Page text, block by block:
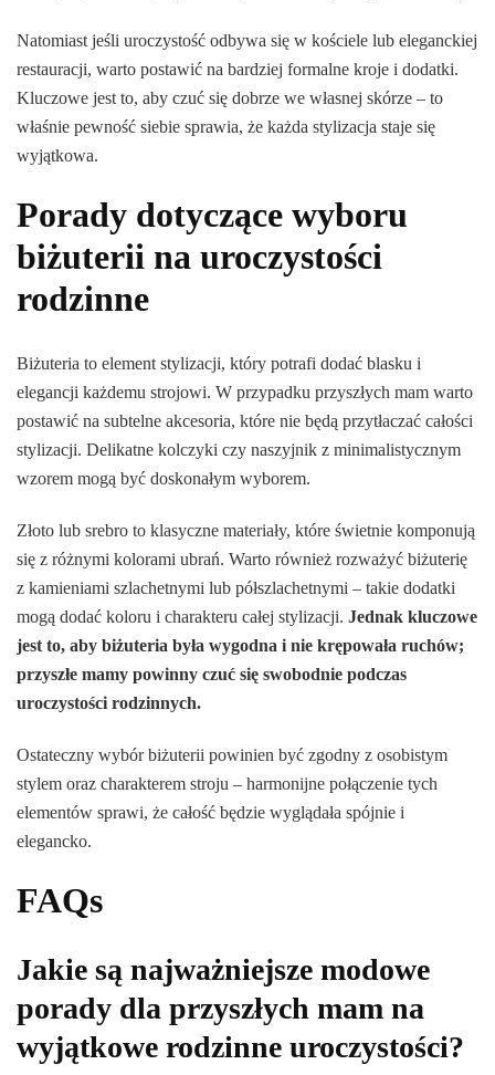
Natomiast jeśli uroczystość odbywa się w kościele lub eleganckiej
restauracji, warto postawić na bardziej formalne kroje i dodatki.
Kluczowe jest to, aby czuć się dobrze we własnej skórze – to
właśnie pewność siebie sprawia, że każda stylizacja staje się
wyjątkowa.
Porady dotyczące wyboru
biżuterii na uroczystości
rodzinne
Biżuteria to element stylizacji, który potrafi dodać blasku i
elegancji każdemu strojowi. W przypadku przyszłych mam warto
postawić na subtelne akcesoria, które nie będą przytłaczać całości
stylizacji. Delikatne kolczyki czy naszyjnik z minimalistycznym
wzorem mogą być doskonałym wyborem.
Złoto lub srebro to klasyczne materiały, które świetnie komponują
się z różnymi kolorami ubrań. Warto również rozważyć biżuterię
z kamieniami szlachetnymi lub półszlachetnymi – takie dodatki
mogą dodać koloru i charakteru całej stylizacji. Jednak kluczowe
jest to, aby biżuteria była wygodna i nie krępowała ruchów;
przyszłe mamy powinny czuć się swobodnie podczas
uroczystości rodzinnych.
Ostateczny wybór biżuterii powinien być zgodny z osobistym
stylem oraz charakterem stroju – harmonijne połączenie tych
elementów sprawi, że całość będzie wyglądała spójnie i
elegancko.
FAQs
Jakie są najważniejsze modowe
porady dla przyszłych mam na
wyjątkowe rodzinne uroczystości?